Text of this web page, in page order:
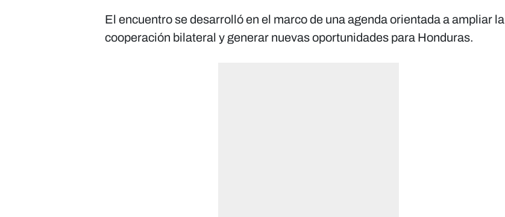
El encuentro se desarrolló en el marco de una agenda orientada a ampliar la
cooperación bilateral y generar nuevas oportunidades para Honduras.